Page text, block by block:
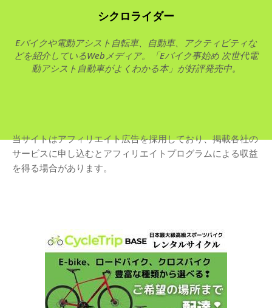
シクロライダー
Eバイクや電動アシスト自転車、自動車、アクティビティな
どを紹介しているWebメディア。「Eバイク事始め 次世代電
動アシスト自動車がよくわかる本」が好評発売中。
当サイトはアフィリエイト広告を採用しており、掲載各社の
サービスに申し込むとアフィリエイトプログラムによる収益
を得る場合があります。